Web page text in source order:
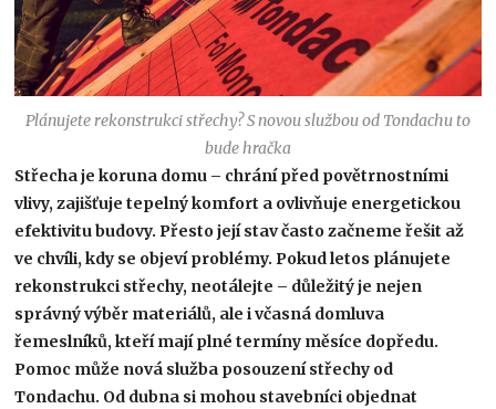
Plánujete rekonstrukci střechy? S novou službou od Tondachu to
bude hračka
Střecha je koruna domu – chrání před povětrnostními
vlivy, zajišťuje tepelný komfort a ovlivňuje energetickou
efektivitu budovy. Přesto její stav často začneme řešit až
ve chvíli, kdy se objeví problémy. Pokud letos plánujete
rekonstrukci střechy, neotálejte – důležitý je nejen
správný výběr materiálů, ale i včasná domluva
řemeslníků, kteří mají plné termíny měsíce dopředu.
Pomoc může nová služba posouzení střechy od
Tondachu. Od dubna si mohou stavebníci objednat